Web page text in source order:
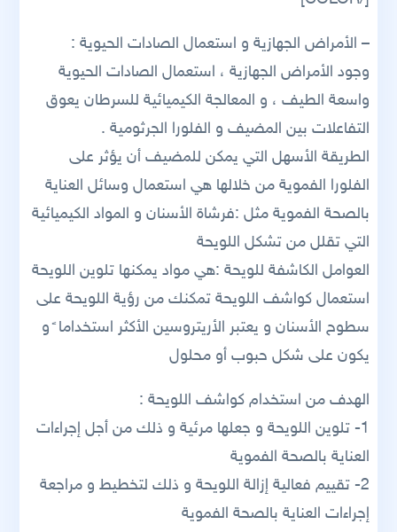
– الأمراض الجهازية و استعمال الصادات الحيوية :
وجود الأمراض الجهازية ، استعمال الصادات الحيوية
واسعة الطيف ، و المعالجة الكيميائية للسرطان يعوق
التفاعلات بين المضيف و الفلورا الجرثومية .
الطريقة الأسهل التي يمكن للمضيف أن يؤثر على
الفلورا الفموية من خلالها هي استعمال وسائل العناية
بالصحة الفموية مثل :فرشاة الأسنان و المواد الكيميائية
التي تقلل من تشكل اللويحة
العوامل الكاشفة للويحة :هي مواد يمكنها تلوين اللويحة
استعمال كواشف اللويحة تمكنك من رؤية اللويحة على
سطوح الأسنان و يعتبر الأريتروسين الأكثر استخداما ً و
يكون على شكل حبوب أو محلول
الهدف من استخدام كواشف اللويحة :
1- تلوين اللويحة و جعلها مرئية و ذلك من أجل إجراءات
العناية بالصحة الفموية
2- تقييم فعالية إزالة اللويحة و ذلك لتخطيط و مراجعة
إجراءات العناية بالصحة الفموية